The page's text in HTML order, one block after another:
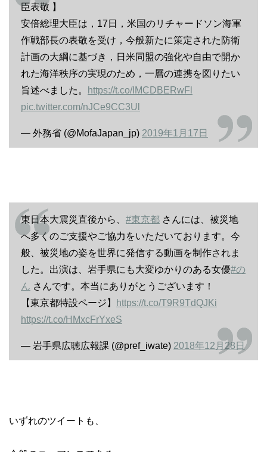
臣表敬 】
安倍総理大臣は，17日，米国のリチャードソン海軍
作戦部長の表敬を受け，今般新たに策定された防衛
計画の大綱に基づき，日米同盟の強化や自由で開か
れた海洋秩序の実現のため，一層の連携を図りたい
旨述べました。
https://t.co/IMCDBERwFl
pic.twitter.com/nJCe9CC3Ul
— 外務省 (@MofaJapan_jp) 2019年1月17日
東日本大震災直後から、 #東京都 さんには、被災地
へ多くのご支援やご協力をいただいております。今
般、被災地の姿を世界に発信する動画を制作されま
した。出演は、岩手県にも大変ゆかりのある女優#の
ん さんです。本当にありがとうございます！
【東京都特設ページ】
https://t.co/T9R9TdQJKi
https://t.co/HMxcFrYxeS
— 岩手県広聴広報課 (@pref_iwate) 2018年12月28日
いずれのツイートも、